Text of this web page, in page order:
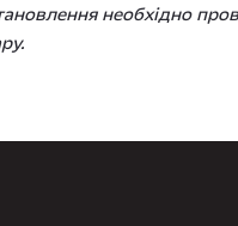
необхідно